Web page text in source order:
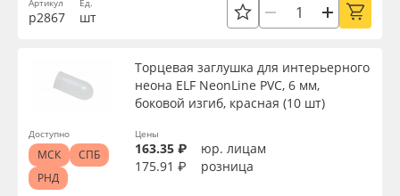
Артикул
р2867
Ед.
шт
Торцевая заглушка для интерьерного
неона ELF NeonLine PVC, 6 мм,
боковой изгиб, красная (10 шт)
Цены
163.35 ₽
юр. лицам
175.91 ₽
розница
Доступно
МСК
СПБ
РНД